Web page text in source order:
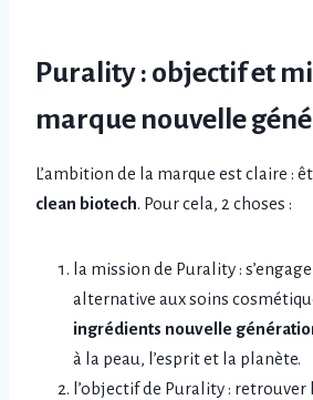
Purality : objectif et
marque nouvelle
L’ambition de la marque est claire :
clean biotech. Pour cela, 2 choses :
la mission de Purality :
alternative aux soins
ingrédients nouvelle
à la peau, l’esprit et la planète.
l’objectif de Purality : retrouver